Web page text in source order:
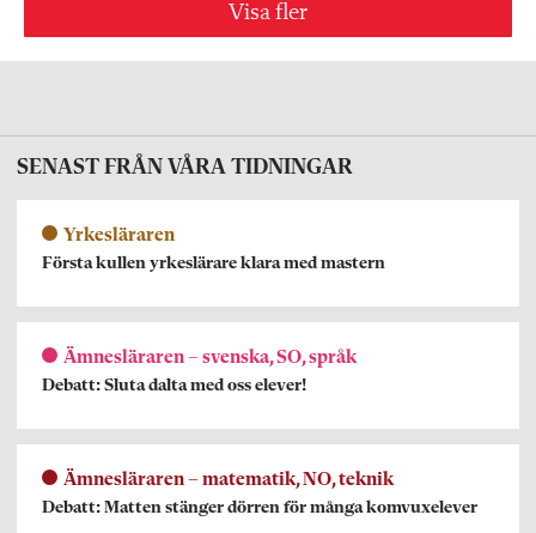
Visa fler
SENAST FRÅN VÅRA TIDNINGAR
Yrkesläraren
Första kullen yrkeslärare klara med mastern
Ämnesläraren – svenska, SO, språk
Debatt: Sluta dalta med oss elever!
Ämnesläraren – matematik, NO, teknik
Debatt: Matten stänger dörren för många komvuxelever